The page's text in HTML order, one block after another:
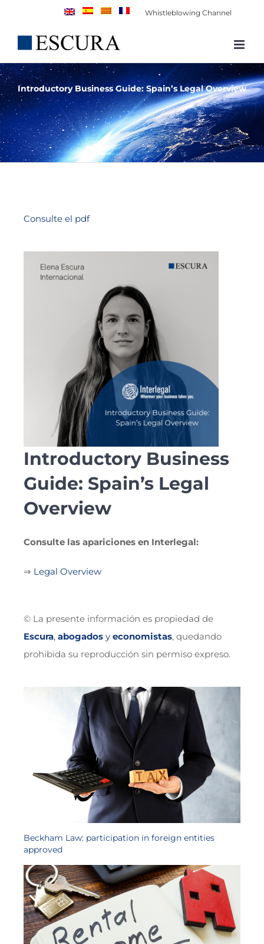
Whistleblowing Channel
Introductory Business Guide: Spain’s Legal Overview
Consulte el pdf
Introductory Business
Guide: Spain’s Legal
Overview
Consulte las apariciones en Interlegal:
⇒ Legal Overview
© La presente información es propiedad de
Escura, abogadosy economistas, quedando
prohibida su reproducción sin permiso expreso.
Beckham Law: participation in foreign entities
approved